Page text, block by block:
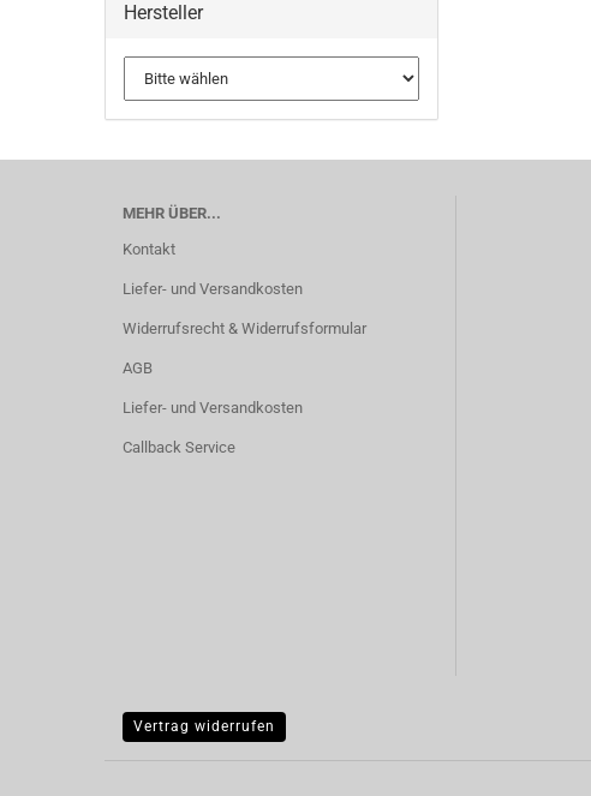
Hersteller
MEHR ÜBER...
Kontakt
Liefer- und Versandkosten
Widerrufsrecht & Widerrufsformular
AGB
Liefer- und Versandkosten
Callback Service
Vertrag widerrufen